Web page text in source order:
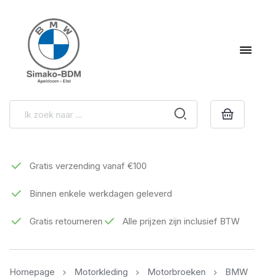
Gratis verzending vanaf €100
Binnen enkele werkdagen geleverd
Gratis retourneren Alle prijzen zijn inclusief BTW
Homepage Motorkleding Motorbroeken
BMW